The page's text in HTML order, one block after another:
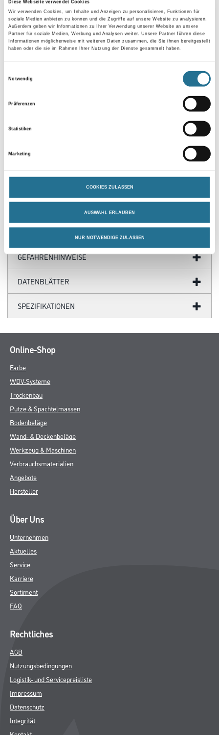
Diese Webseite verwendet Cookies
Wir verwenden Cookies, um Inhalte und Anzeigen zu personalisieren, Funktionen für
soziale Medien anbieten zu können und die Zugriffe auf unsere Website zu analysieren.
Außerdem geben wir Informationen zu Ihrer Verwendung unserer Website an unsere
Partner für soziale Medien, Werbung und Analysen weiter. Unsere Partner führen diese
Informationen möglicherweise mit weiteren Daten zusammen, die Sie ihnen bereitgestellt
haben oder die sie im Rahmen Ihrer Nutzung der Dienste gesammelt haben.
Notwendig
Präferenzen
Statistiken
Marketing
COOKIES ZULASSEN
AUSWAHL ERLAUBEN
NUR NOTWENDIGE ZULASSEN
Umrechnungsfaktoren
PRODUKTEIGENSCHAFTEN
- Trägermaterial: Leicht gekrepptes Papier
- Klebmasse: Naturkautschuk
GEFAHRENHINWEISE
DATENBLÄTTER
SPEZIFIKATIONEN
Online-Shop
Farbe
WDV-Systeme
Trockenbau
Putze & Spachtelmassen
Bodenbeläge
Wand- & Deckenbeläge
Werkzeug & Maschinen
Verbrauchsmaterialien
Angebote
Hersteller
Über Uns
Unternehmen
Aktuelles
Service
Karriere
Sortiment
FAQ
Rechtliches
AGB
Nutzungsbedingungen
Logistik- und Servicepreisliste
Impressum
Datenschutz
Integrität